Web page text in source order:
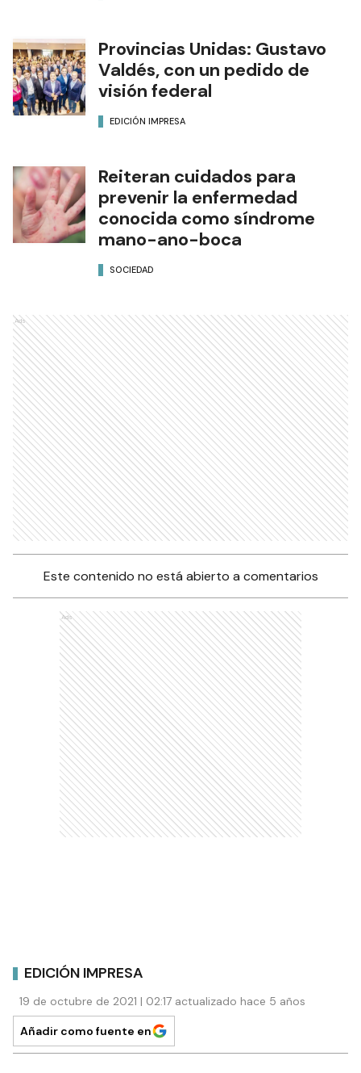
Provincias Unidas: Gustavo
Valdés, con un pedido de
visión federal
EDICIÓN IMPRESA
Reiteran cuidados para
prevenir la enfermedad
conocida como síndrome
mano-ano-boca
SOCIEDAD
Ads
Este contenido no está abierto a comentarios
Ads
EDICIÓN IMPRESA
19 de octubre de 2021 | 02:17 actualizado hace 5 años
Añadir como fuente en